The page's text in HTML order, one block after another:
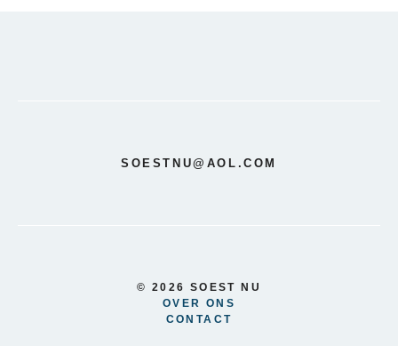
SOESTNU@AOL.COM
© 2026 SOEST NU
OVER ONS
CONTACT